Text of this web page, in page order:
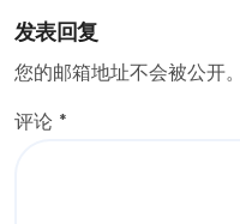
发表回复
您的邮箱地址不会被公开。
评论 *